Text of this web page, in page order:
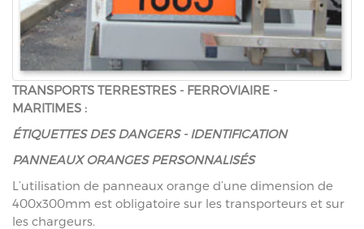
TRANSPORTS TERRESTRES - FERROVIAIRE -
MARITIMES :
ÉTIQUETTES DES DANGERS - IDENTIFICATION
PANNEAUX ORANGES PERSONNALISÉS
L’utilisation de panneaux orange d’une dimension de
400x300mm est obligatoire sur les transporteurs et sur
les chargeurs.